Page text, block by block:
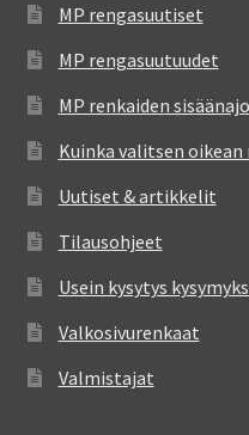
MP rengasuutiset
MP rengasuutuudet
MP renkaiden sisäänajo
Kuinka valitsen
Uutiset & artikkelit
Tilausohjeet
Usein kysytys
Valkosivurenkaat
Valmistajat